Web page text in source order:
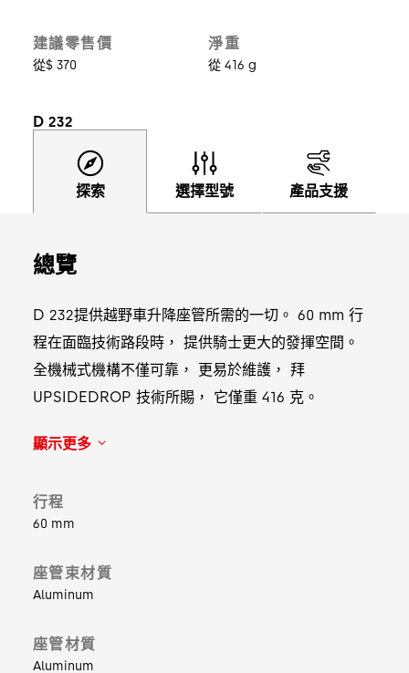
建議零售價
從$ 370
淨重
從 416 g
D 232
探索 選擇型號 產品支援
總覽
D 232提供越野車升降座管所需的一切。 60 mm 行
程在面臨技術路段時， 提供騎士更大的發揮空間。
全機械式機構不僅可靠， 更易於維護， 拜
UPSIDEDROP 技術所賜， 它僅重 416 克。
顯示更多
行程
60 mm
座管束材質
Aluminum
座管材質
Aluminum